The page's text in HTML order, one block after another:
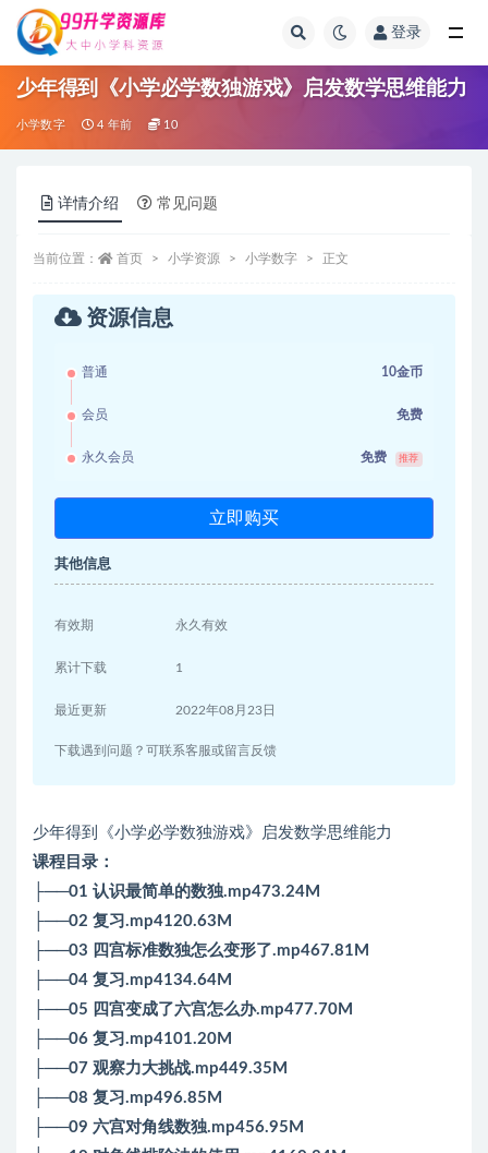
登录
少年得到《小学必学数独游戏》启发数学思维能力
小学数字 4 年前 10
详情介绍 常见问题
当前位置： 首页 小学资源 小学数字 正文
资源信息
普通 10金币
会员 免费
永久会员 免费 推荐
立即购买
其他信息
有效期 永久有效
累计下载 1
最近更新 2022年08月23日
下载遇到问题？可联系客服或留言反馈
少年得到《小学必学数独游戏》启发数学思维能力
课程目录：
├──01 认识最简单的数独.mp473.24M
├──02 复习.mp4120.63M
├──03 四宫标准数独怎么变形了.mp467.81M
├──04 复习.mp4134.64M
├──05 四宫变成了六宫怎么办.mp477.70M
├──06 复习.mp4101.20M
├──07 观察力大挑战.mp449.35M
├──08 复习.mp496.85M
├──09 六宫对角线数独.mp456.95M